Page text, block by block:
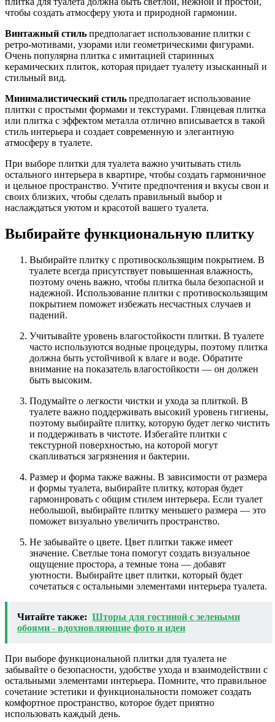
чтобы создать атмосферу уюта и природной гармонии.
Винтажный стиль предполагает использование плитки с
ретро-мотивами, узорами или геометрическими фигурами.
Очень популярна плитка с имитацией старинных
керамических плиток, которая придает туалету изысканный и
стильный вид.
Минималистический стиль предполагает использование
плитки с простыми формами и текстурами. Глянцевая плитка
или плитка с эффектом металла отлично вписывается в такой
стиль интерьера и создает современную и элегантную
атмосферу в туалете.
При выборе плитки для туалета важно учитывать стиль
остального интерьера в квартире, чтобы создать гармоничное
и цельное пространство. Учтите предпочтения и вкусы свои и
своих близких, чтобы сделать правильный выбор и
наслаждаться уютом и красотой вашего туалета.
Выбирайте функциональную плитку
Выбирайте плитку с противоскользящим покрытием. В
туалете всегда присутствует повышенная влажность,
поэтому очень важно, чтобы плитка была безопасной и
надежной. Использование плитки с противоскользящим
покрытием поможет избежать несчастных случаев и
падений.
Учитывайте уровень влагостойкости плитки. В туалете
часто используются водные процедуры, поэтому плитка
должна быть устойчивой к влаге и воде. Обратите
внимание на показатель влагостойкости — он должен
быть высоким.
Подумайте о легкости чистки и ухода за плиткой. В
туалете важно поддерживать высокий уровень гигиены,
поэтому выбирайте плитку, которую будет легко чистить
и поддерживать в чистоте. Избегайте плитки с
текстурной поверхностью, на которой могут
скапливаться загрязнения и бактерии.
Размер и форма также важны. В зависимости от размера
и формы туалета, выбирайте плитку, которая будет
гармонировать с общим стилем интерьера. Если туалет
небольшой, выбирайте плитку меньшего размера — это
поможет визуально увеличить пространство.
Не забывайте о цвете. Цвет плитки также имеет
значение. Светлые тона помогут создать визуальное
ощущение простора, а темные тона — добавят
уютности. Выбирайте цвет плитки, который будет
сочетаться с остальными элементами интерьера туалета.
Читайте также: Шторы для гостиной с зелеными
обоями - вдохновляющие фото и идеи
При выборе функциональной плитки для туалета не
забывайте о безопасности, удобстве ухода и взаимодействии с
остальными элементами интерьера. Помните, что правильное
сочетание эстетики и функциональности поможет создать
комфортное пространство, которое будет приятно
использовать каждый день.